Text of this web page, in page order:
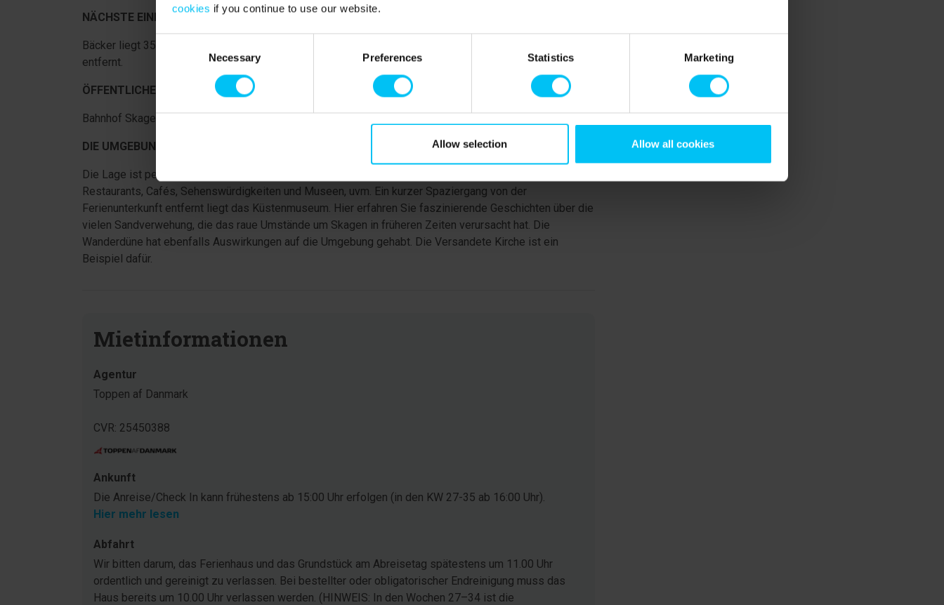
cookies if you continue to use our website.
Necessary Preferences Statistics Marketing
Allow selection Allow all cookies
NÄCHSTE EINKAUFSMÖGLICHKEITEN
Bäcker liegt 350 Meter von der Ferienwohnung entfernt. Lidl liegt 800 Meter von der Ferienwohnung
entfernt.
ÖFFENTLICHER VERKEHR :
Bahnhof Skagen liegt 1 km von der Ferienwohnung entfernt.
DIE UMGEBUNG:
Die Lage ist perfekt – fast alles ist zu Fuß erreichbar: der Hafen, das Zentrum, die Fußgängerzone,
Restaurants, Cafés, Sehenswürdigkeiten und Museen, uvm. Ein kurzer Spaziergang von der
Ferienunterkunft entfernt liegt das Küstenmuseum. Hier erfahren Sie faszinierende Geschichten über die
vielen Sandverwehung, die das raue Umstände um Skagen in früheren Zeiten verursacht hat. Die
Wanderdüne hat ebenfalls Auswirkungen auf die Umgebung gehabt. Die Versandete Kirche ist ein
Beispiel dafür.
Mietinformationen
Agentur
Toppen af Danmark
CVR: 25450388
Ankunft
Die Anreise/Check In kann frühestens ab 15:00 Uhr erfolgen (in den KW 27-35 ab 16:00 Uhr).
Hier mehr lesen
Abfahrt
Wir bitten darum, das Ferienhaus und das Grundstück am Abreisetag spätestens um 11.00 Uhr
ordentlich und gereinigt zu verlassen. Bei bestellter oder obligatorischer Endreinigung muss das
Haus bereits um 10.00 Uhr verlassen werden. (HINWEIS: In den Wochen 27–34 ist die